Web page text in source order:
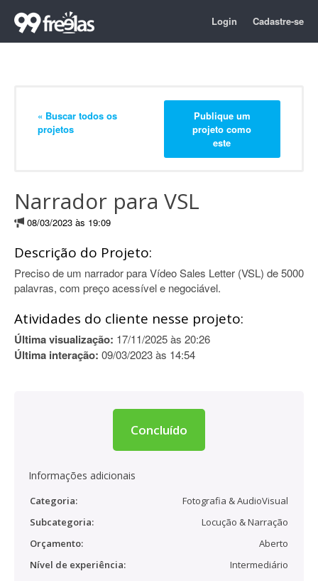
Login Cadastre-se
« Buscar todos os
projetos
Publique um
projeto como
este
Narrador para VSL
08/03/2023 às 19:09
Descrição do Projeto:
Preciso de um narrador para Vídeo Sales Letter (VSL) de 5000
palavras, com preço acessível e negociável.
Atividades do cliente nesse projeto:
Última visualização: 17/11/2025 às 20:26
Última interação: 09/03/2023 às 14:54
Concluído
Informações adicionais
Categoria:
Fotografia & AudioVisual
Subcategoria:
Locução & Narração
Orçamento:
Aberto
Nível de experiência:
Intermediário